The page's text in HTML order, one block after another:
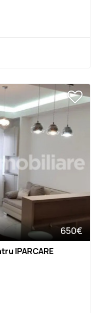
650€
|PARCARE